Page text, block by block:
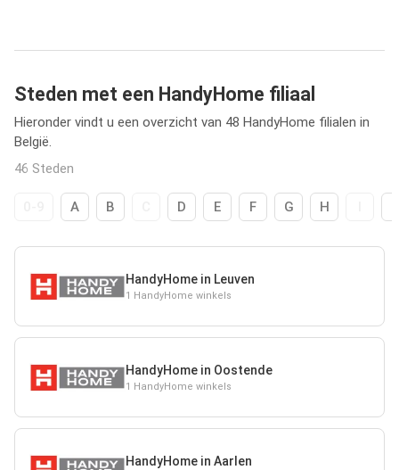
Steden met een HandyHome filiaal
Hieronder vindt u een overzicht van 48 HandyHome filialen in
België.
46 Steden
A B D E F G H
HandyHome in Leuven
1 HandyHome winkels
HandyHome in Oostende
1 HandyHome winkels
HandyHome in Aarlen